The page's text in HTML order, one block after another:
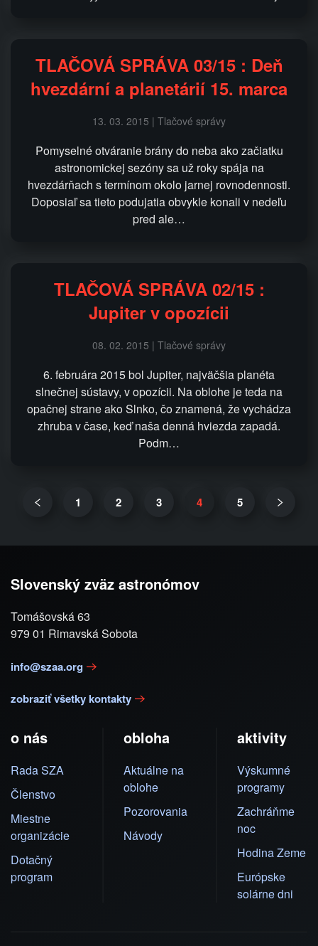
TLAČOVÁ SPRÁVA 03/15 : Deň
hvezdární a planetárií 15. marca
13. 03. 2015 | Tlačové správy
Pomyselné otváranie brány do neba ako začiatku
astronomickej sezóny sa už roky spája na
hvezdárňach s termínom okolo jarnej rovnodennosti.
Doposiaľ sa tieto podujatia obvykle konali v nedeľu
pred ale…
TLAČOVÁ SPRÁVA 02/15 :
Jupiter v opozícii
08. 02. 2015 | Tlačové správy
6. februára 2015 bol Jupiter, najväčšia planéta
slnečnej sústavy, v opozícii. Na oblohe je teda na
opačnej strane ako Slnko, čo znamená, že vychádza
zhruba v čase, keď naša denná hviezda zapadá.
Podm…
1 2 3 4 5
Slovenský zväz astronómov
Tomášovská 63
979 01 Rimavská Sobota
info@szaa.org
zobraziť všetky kontakty
o nás
Rada SZA
Členstvo
Miestne
organizácie
Dotačný
program
obloha
Aktuálne na
oblohe
Pozorovania
Návody
aktivity
Výskumné
programy
Zachráňme
noc
Hodina Zeme
Európske
solárne dni